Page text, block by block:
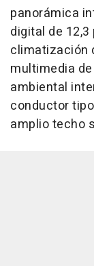
panorámica
digital de
climatización
multimedia
ambiental
conductor
amplio techo